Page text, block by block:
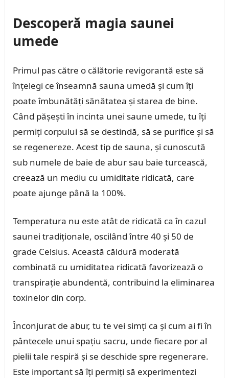
Descoperă magia saunei
umede
Primul pas către o călătorie revigorantă este să
înțelegi ce înseamnă sauna umedă și cum îți
poate îmbunătăți sănătatea și starea de bine.
Când pășești în incinta unei saune umede, tu îți
permiți corpului să se destindă, să se purifice și să
se regenereze. Acest tip de sauna, și cunoscută
sub numele de baie de abur sau baie turcească,
creează un mediu cu umiditate ridicată, care
poate ajunge până la 100%.
Temperatura nu este atât de ridicată ca în cazul
saunei tradiționale, oscilând între 40 și 50 de
grade Celsius. Această căldură moderată
combinată cu umiditatea ridicată favorizează o
transpirație abundentă, contribuind la eliminarea
toxinelor din corp.
Înconjurat de abur, tu te vei simți ca și cum ai fi în
pântecele unui spațiu sacru, unde fiecare por al
pielii tale respiră și se deschide spre regenerare.
Este important să îți permiți să experimentezi